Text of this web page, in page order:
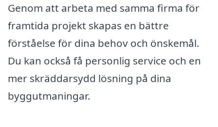
Genom att arbeta med samma firma för
framtida projekt skapas en bättre
förståelse för dina behov och önskemål.
Du kan också få personlig service och en
mer skräddarsydd lösning på dina
byggutmaningar.